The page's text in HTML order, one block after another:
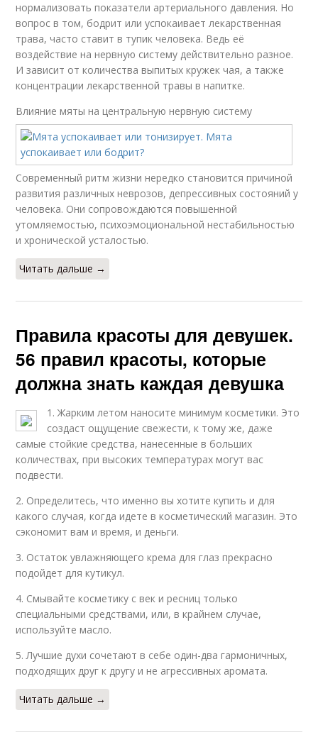
нормализовать показатели артериального давления. Но
вопрос в том, бодрит или успокаивает лекарственная
трава, часто ставит в тупик человека. Ведь её
воздействие на нервную систему действительно разное.
И зависит от количества выпитых кружек чая, а также
концентрации лекарственной травы в напитке.
Влияние мяты на центральную нервную систему
Современный ритм жизни нередко становится причиной
развития различных неврозов, депрессивных состояний у
человека. Они сопровождаются повышенной
утомляемостью, психоэмоциональной нестабильностью
и хронической усталостью.
Читать дальше →
Правила красоты для девушек.
56 правил красоты, которые
должна знать каждая девушка
1. Жарким летом наносите минимум косметики. Это
создаст ощущение свежести, к тому же, даже
самые стойкие средства, нанесенные в больших
количествах, при высоких температурах могут вас
подвести.
2. Определитесь, что именно вы хотите купить и для
какого случая, когда идете в косметический магазин. Это
сэкономит вам и время, и деньги.
3. Остаток увлажняющего крема для глаз прекрасно
подойдет для кутикул.
4. Смывайте косметику с век и ресниц только
специальными средствами, или, в крайнем случае,
используйте масло.
5. Лучшие духи сочетают в себе один-два гармоничных,
подходящих друг к другу и не агрессивных аромата.
Читать дальше →